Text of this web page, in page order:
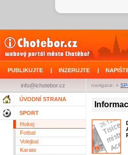
PUBLIKUJTE | INZERUJTE |
navigace: »
info@ichotebor.cz
ÚVODNÍ STRANA
SPORT
Hokej
Fotbal
Volejbal
Karate